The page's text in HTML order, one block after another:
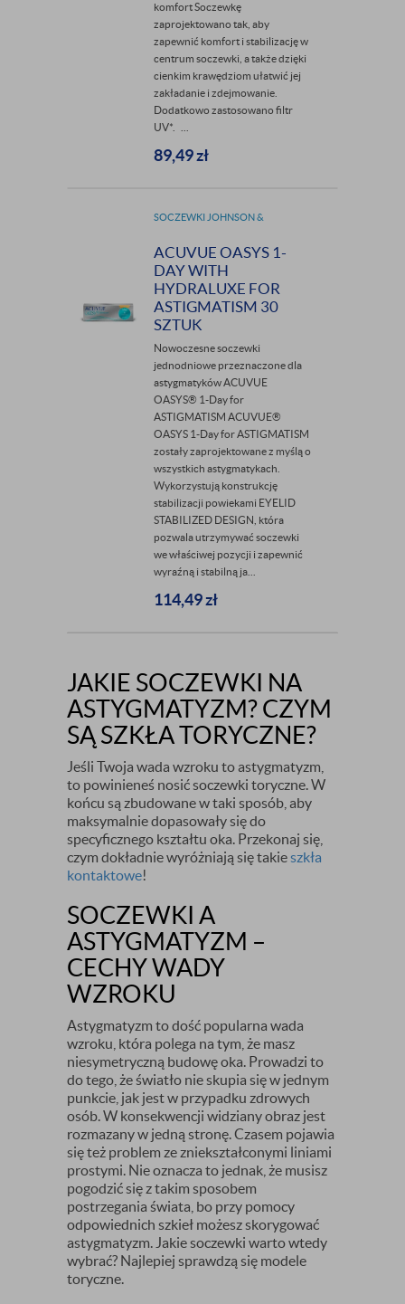
komfort Soczewkę
zaprojektowano tak, aby
zapewnić komfort i stabilizację w
centrum soczewki, a także dzięki
cienkim krawędziom ułatwić jej
zakładanie i zdejmowanie.
Dodatkowo zastosowano filtr
UV*. ...
89,49zł
SOCZEWKI JOHNSON &
ACUVUE OASYS 1-
DAY WITH
HYDRALUXE FOR
ASTIGMATISM 30
SZTUK
Nowoczesne soczewki
jednodniowe przeznaczone dla
astygmatyków ACUVUE
OASYS® 1-Day for
ASTIGMATISM ACUVUE®
OASYS 1-Day for ASTIGMATISM
zostały zaprojektowane z myślą o
wszystkich astygmatykach.
Wykorzystują konstrukcję
stabilizacji powiekami EYELID
STABILIZED DESIGN, która
pozwala utrzymywać soczewki
we właściwej pozycji i zapewnić
wyraźną i stabilną ja...
114,49zł
JAKIE SOCZEWKI NA
ASTYGMATYZM? CZYM
SĄ SZKŁA TORYCZNE?
Jeśli Twoja wada wzroku to astygmatyzm,
to powinieneś nosić soczewki toryczne. W
końcu są zbudowane w taki sposób, aby
maksymalnie dopasowały się do
specyficznego kształtu oka. Przekonaj się,
czym dokładnie wyróżniają się takieszkła
kontaktowe!
SOCZEWKI A
ASTYGMATYZM –
CECHY WADY
WZROKU
Astygmatyzm to dość popularna wada
wzroku, która polega na tym, że masz
niesymetryczną budowę oka. Prowadzi to
do tego, że światło nie skupia się w jednym
punkcie, jak jest w przypadku zdrowych
osób. W konsekwencji widziany obraz jest
rozmazany w jedną stronę. Czasem pojawia
się też problem ze zniekształconymi liniami
prostymi. Nie oznacza to jednak, że musisz
pogodzić się z takim sposobem
postrzegania świata, bo przy pomocy
odpowiednich szkieł możesz skorygować
astygmatyzm. Jakie soczewki warto wtedy
wybrać? Najlepiej sprawdzą się modele
toryczne.